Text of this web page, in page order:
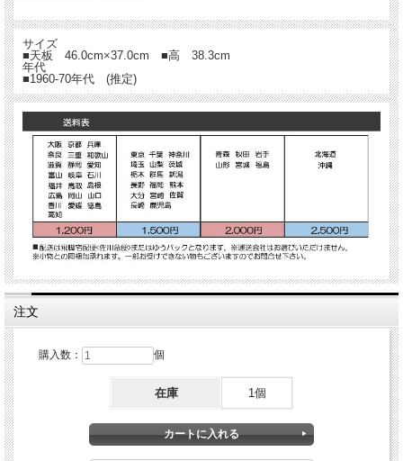
サイズ
■天板 46.0cm×37.0cm ■高 38.3cm
年代
■1960-70年代 (推定)
注文
購入数： 個
在庫 1個